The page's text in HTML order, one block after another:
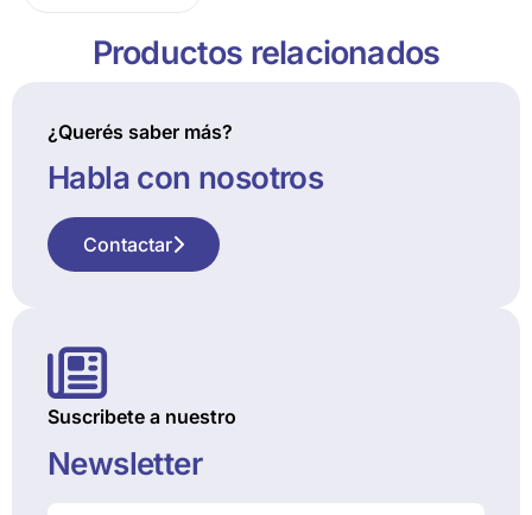
Productos relacionados
¿Querés saber más?
Habla con nosotros
Contactar
Suscribete a nuestro
Newsletter